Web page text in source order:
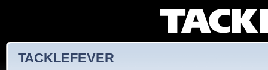
TACKLEFEVER